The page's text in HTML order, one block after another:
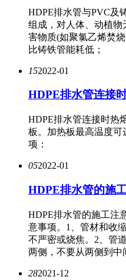
HDPE排水管与PVC及
组成，对人体、动植
害物质(如聚氯乙烯焚
比铸铁管能耗低；
152022-01
HDPE排水管连接
HDPE排水管​连接时热
板。加热板最高温度
项：
052022-01
HDPE排水管的施
HDPE排水管的施工注
意事项。1、管材和收
不严密或烧焦。2、管
两侧，不要从两侧到中
282021-12